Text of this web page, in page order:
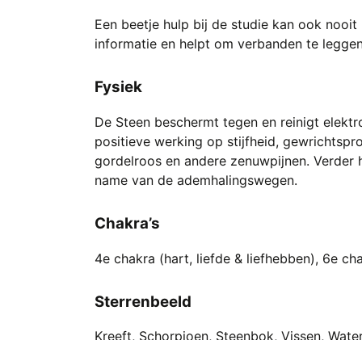
Een beetje hulp bij de studie kan ook
informatie en helpt om verbanden te
Fysiek
De Steen beschermt tegen en reinigt
positieve werking op stijfheid,
gordelroos en andere zenuwpijnen.
name van de ademhalingswegen.
Chakra’s
4e chakra (hart, liefde & liefhebben), 6e
Sterrenbeeld
Kreeft, Schorpioen, Steenbok, Vissen,